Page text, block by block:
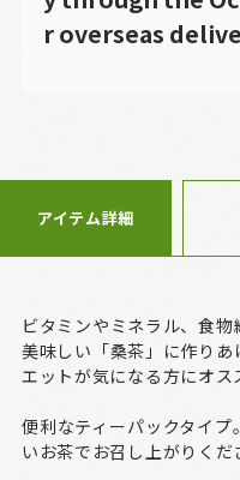
r overseas
アイテム詳細
ビタミンやミネラル、食
美味しい「桑茶」に作り
エットが気になる方にオス
便利なティーパックタイ
いお茶でお召し上がりくだ